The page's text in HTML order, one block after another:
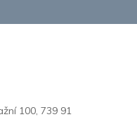
100, 739 91